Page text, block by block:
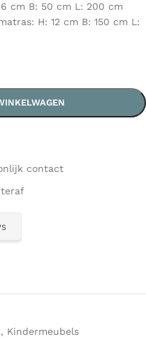
cm B: 50 cm L: 200 cm
H: 12 cm B: 150 cm L:
contact
, Kindermeubels